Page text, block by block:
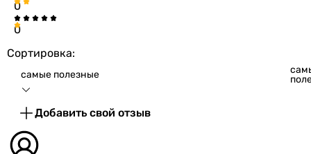
упаковке
Гарантия
Примечание
Подробные рекомендации по
0
0
Сортировка:
самые полезные
Добавить свой отзыв